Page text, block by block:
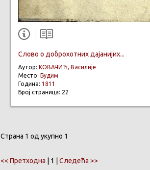
Слово о доброхотних дајанијих...
Аутор: КОВАЧИЋ, Василије
Место: Будим
Година: 1811
Број страница: 22
Страна 1 од укупно 1
<< Претходна | 1 | Следећа >>